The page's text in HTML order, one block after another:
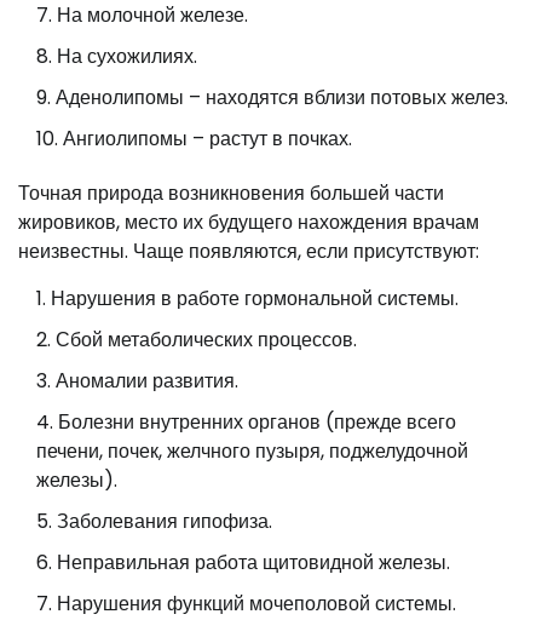
На молочной железе.
На сухожилиях.
Аденолипомы – находятся вблизи потовых желез.
Ангиолипомы – растут в почках.
Точная природа возникновения большей части
жировиков, место их будущего нахождения врачам
неизвестны. Чаще появляются, если присутствуют:
Нарушения в работе гормональной системы.
Сбой метаболических процессов.
Аномалии развития.
Болезни внутренних органов (прежде всего
печени, почек, желчного пузыря, поджелудочной
железы).
Заболевания гипофиза.
Неправильная работа щитовидной железы.
Нарушения функций мочеполовой системы.